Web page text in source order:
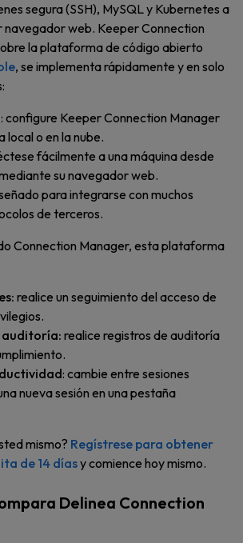
segura (SSH), MySQL y Kubernetes a
navegador web. Keeper Connection
la plataforma de código abierto
, se implementa rápidamente y en solo
: configure Keeper Connection Manager
local o en la nube.
fácilmente a una máquina desde
su navegador web.
para integrarse con muchos
de terceros.
Connection Manager, esta plataforma
realice un seguimiento del acceso de
auditoría: realice registros de auditoría
: cambie entre sesiones
nueva sesión en una pestaña
mismo? Regístrese para obtener
de 14 díasy comience hoy mismo.
Delinea Connection